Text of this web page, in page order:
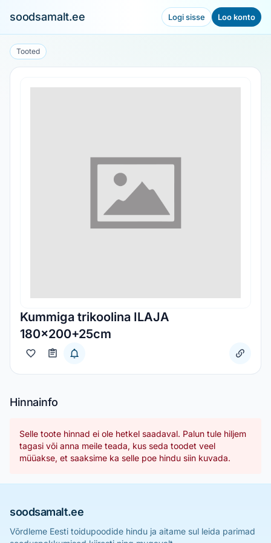
soodsamalt.ee Logi sisse Loo konto
Tooted
Kummiga trikoolina ILAJA
180x200+25cm
Hinnainfo
Selle toote hinnad ei ole hetkel saadaval. Palun tule hiljem
tagasi või anna meile teada, kus seda toodet veel
müüakse, et saaksime ka selle poe hindu siin kuvada.
soodsamalt.ee
Võrdleme Eesti toidupoodide hindu ja aitame sul leida parimad